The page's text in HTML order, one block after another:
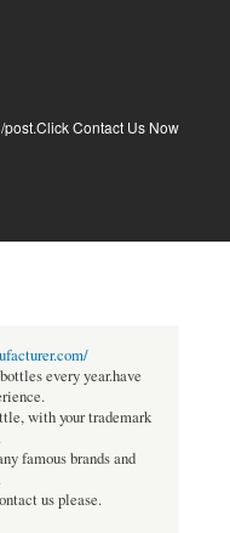
Contact Us Now
every year.have
with your trademark
famous brands and
us please.